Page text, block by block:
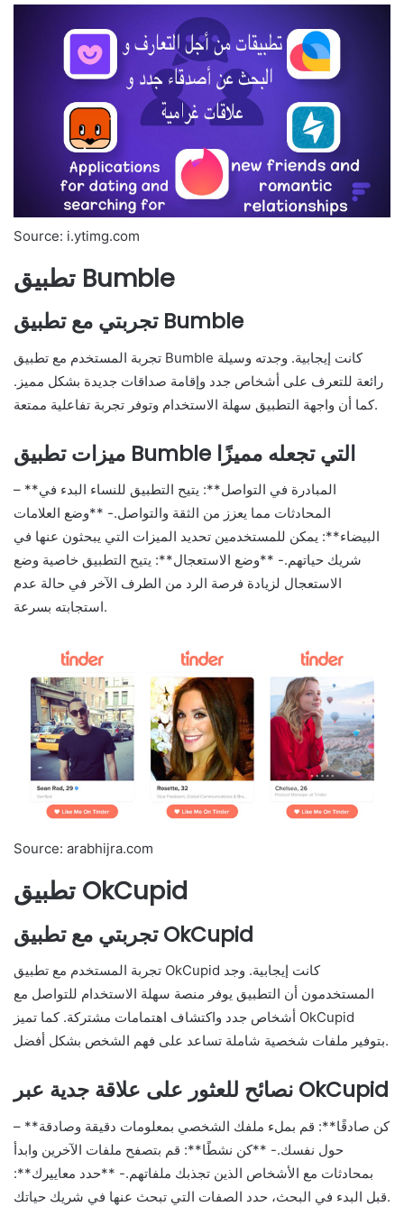
Source: i.ytimg.com
تطبيق Bumble
تجربتي مع تطبيق Bumble
تجربة المستخدم مع تطبيق Bumble كانت إيجابية. وجدته وسيلة
رائعة للتعرف على أشخاص جدد وإقامة صداقات جديدة بشكل مميز.
كما أن واجهة التطبيق سهلة الاستخدام وتوفر تجربة تفاعلية ممتعة.
ميزات تطبيق Bumble التي تجعله مميزًا
– **المبادرة في التواصل**: يتيح التطبيق للنساء البدء في
المحادثات مما يعزز من الثقة والتواصل.- **وضع العلامات
البيضاء**: يمكن للمستخدمين تحديد الميزات التي يبحثون عنها في
شريك حياتهم.- **وضع الاستعجال**: يتيح التطبيق خاصية وضع
الاستعجال لزيادة فرصة الرد من الطرف الآخر في حالة عدم
استجابته بسرعة.
Source: arabhijra.com
تطبيق OkCupid
تجربتي مع تطبيق OkCupid
تجربة المستخدم مع تطبيق OkCupid كانت إيجابية. وجد
المستخدمون أن التطبيق يوفر منصة سهلة الاستخدام للتواصل مع
أشخاص جدد واكتشاف اهتمامات مشتركة. كما تميز OkCupid
بتوفير ملفات شخصية شاملة تساعد على فهم الشخص بشكل أفضل.
نصائح للعثور على علاقة جدية عبر OkCupid
– **كن صادقًا**: قم بملء ملفك الشخصي بمعلومات دقيقة وصادقة
حول نفسك.- **كن نشطًا**: قم بتصفح ملفات الآخرين وابدأ
بمحادثات مع الأشخاص الذين تجذبك ملفاتهم.- **حدد معاييرك**:
قبل البدء في البحث، حدد الصفات التي تبحث عنها في شريك حياتك.